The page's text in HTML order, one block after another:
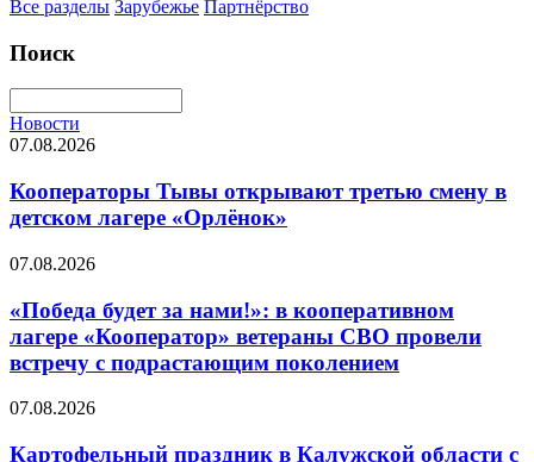
Все разделы Зарубежье Партнёрство
Поиск
Новости
07.08.2026
Кооператоры Тывы открывают третью смену в
детском лагере «Орлёнок»
07.08.2026
«Победа будет за нами!»: в кооперативном
лагере «Кооператор» ветераны СВО провели
встречу с подрастающим поколением
07.08.2026
Картофельный праздник в Калужской области с